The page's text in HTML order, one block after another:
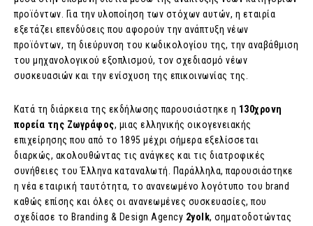
προϊόντων. Για την υλοποίηση των στόχων αυτών, η εταιρία
εξετάζει επενδύσεις που αφορούν την ανάπτυξη νέων
προϊόντων, τη διεύρυνση του κωδικολογίου της, την αναβάθμιση
του μηχανολογικού εξοπλισμού, τον σχεδιασμό νέων
συσκευασιών και την ενίσχυση της επικοινωνίας της.
Κατά τη διάρκεια της εκδήλωσης παρουσιάστηκε η 130χρονη
πορεία της Ζωγράφος, μιας ελληνικής οικογενειακής
επιχείρησης που από το 1895 μέχρι σήμερα εξελίσσεται
διαρκώς, ακολουθώντας τις ανάγκες και τις διατροφικές
συνήθειες του Έλληνα καταναλωτή. Παράλληλα, παρουσιάστηκε
η νέα εταιρική ταυτότητα, το ανανεωμένο λογότυπο του brand
καθώς επίσης και όλες οι ανανεωμένες συσκευασίες, που
σχεδίασε το Branding & Design Agency 2yolk, σηματοδοτώντας